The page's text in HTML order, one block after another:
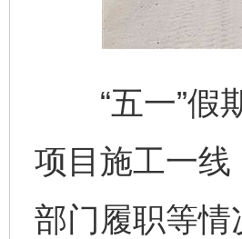
“五一”假期
项目施工一
部门履职等